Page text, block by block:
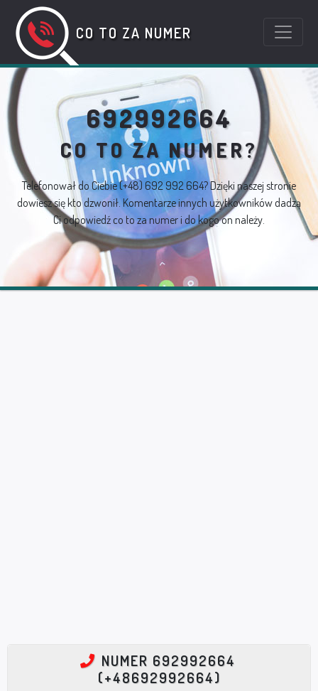
CO TO ZA NUMER
692992664
CO TO ZA NUMER?
Telefonował do Ciebie(+48) 692 992 664? Dzięki naszej stronie
dowiesz się kto dzwonił. Komentarze innych użytkowników dadzą
Ci odpowiedź co to za numer i do kogo on należy.
NUMER 692992664
(+48692992664)